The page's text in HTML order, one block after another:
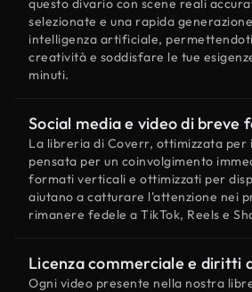
questo divario con scene reali
selezionate e una rapida
intelligenza artificiale,
creatività e soddisfare le tue
minuti.
Social media e video di breve
La libreria di Coverr, ottimizzata per
pensata per un coinvolgimento
formati verticali e ottimizzati per
aiutano a catturare l'attenzione nei
rimanere fedele a TikTok, Reels e
Licenza commerciale e diritti
Ogni video presente nella nostra